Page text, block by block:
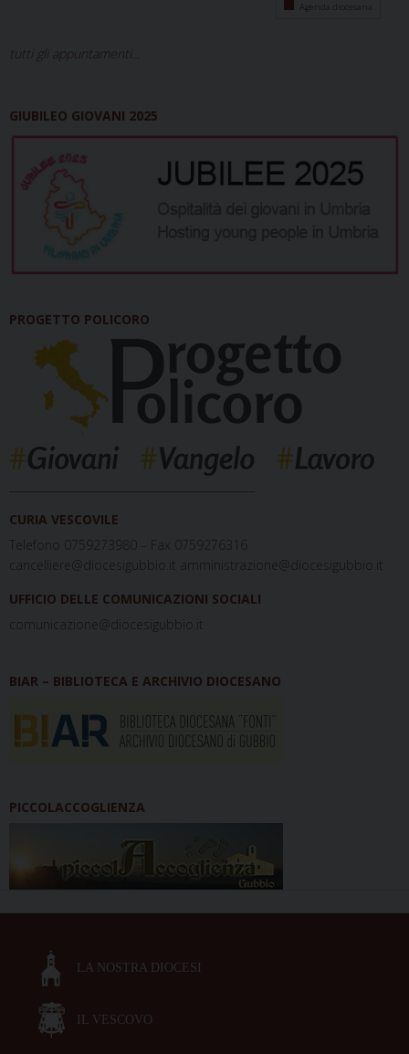
Agenda diocesana
tutti gli appuntamenti...
GIUBILEO GIOVANI 2025
PROGETTO POLICORO
CURIA VESCOVILE
Telefono 0759273980 – Fax 0759276316
cancelliere@diocesigubbio.it amministrazione@diocesigubbio.it
UFFICIO DELLE COMUNICAZIONI SOCIALI
comunicazione@diocesigubbio.it
BIAR – BIBLIOTECA E ARCHIVIO DIOCESANO
PICCOLACCOGLIENZA
LA NOSTRA DIOCESI
IL VESCOVO